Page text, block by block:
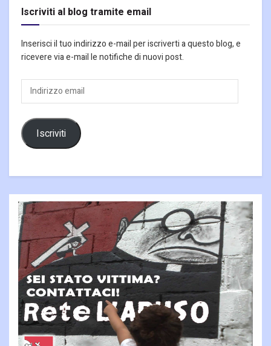
Iscriviti al blog tramite email
Inserisci il tuo indirizzo e-mail per iscriverti a questo blog, e
ricevere via e-mail le notifiche di nuovi post.
Indirizzo
email
Iscriviti